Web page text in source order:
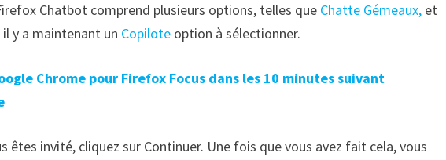
Chatbot comprend plusieurs options, telles que Chatte Gémeaux, et
y a maintenant un Copilote option à sélectionner.
Chrome pour Firefox Focus dans les 10 minutes suivant
êtes invité, cliquez sur Continuer. Une fois que vous avez fait cela, vous